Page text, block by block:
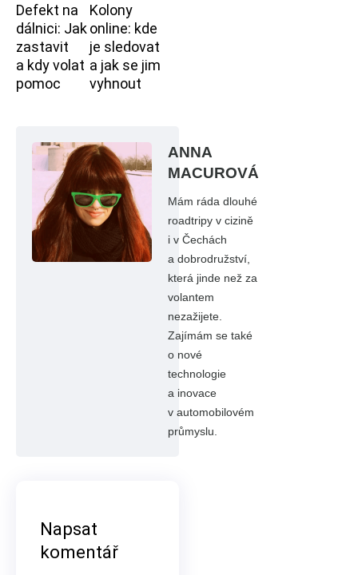
Defekt na
dálnici: Jak
zastavit
a kdy volat
pomoc
Kolony
online: kde
je sledovat
a jak se jim
vyhnout
ANNA
MACUROVÁ
Mám ráda dlouhé
roadtripy v cizině
i v Čechách
a dobrodružství,
která jinde než za
volantem
nezažijete.
Zajímám se také
o nové
technologie
a inovace
v automobilovém
průmyslu.
Napsat
komentář